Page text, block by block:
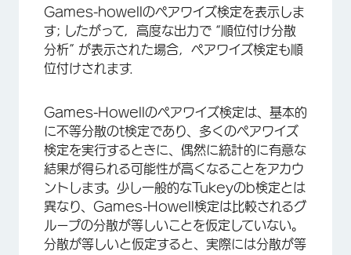
Games-howellのペアワイズ検定を表示しま
す; したがって，高度な出力で “順位付け分散
分析” が表示された場合，ペアワイズ検定も順
位付けされます．
Games-Howellのペアワイズ検定は、基本的
に不等分散のt検定であり、多くのペアワイズ
検定を実行するときに、偶然に統計的に有意な
結果が得られる可能性が高くなることをアカウ
ントします。少し一般的なTukeyのb検定とは
異なり、Games-Howell検定は比較されるグ
ループの分散が等しいことを仮定していない。
分散が等しいと仮定すると、実際には分散が等